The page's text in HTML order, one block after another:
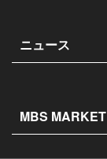
ニュース
MBS MARKET